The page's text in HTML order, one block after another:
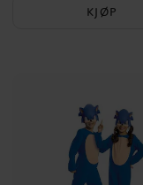
KJØP